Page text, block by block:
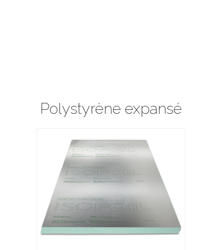
Polystyrène expansé